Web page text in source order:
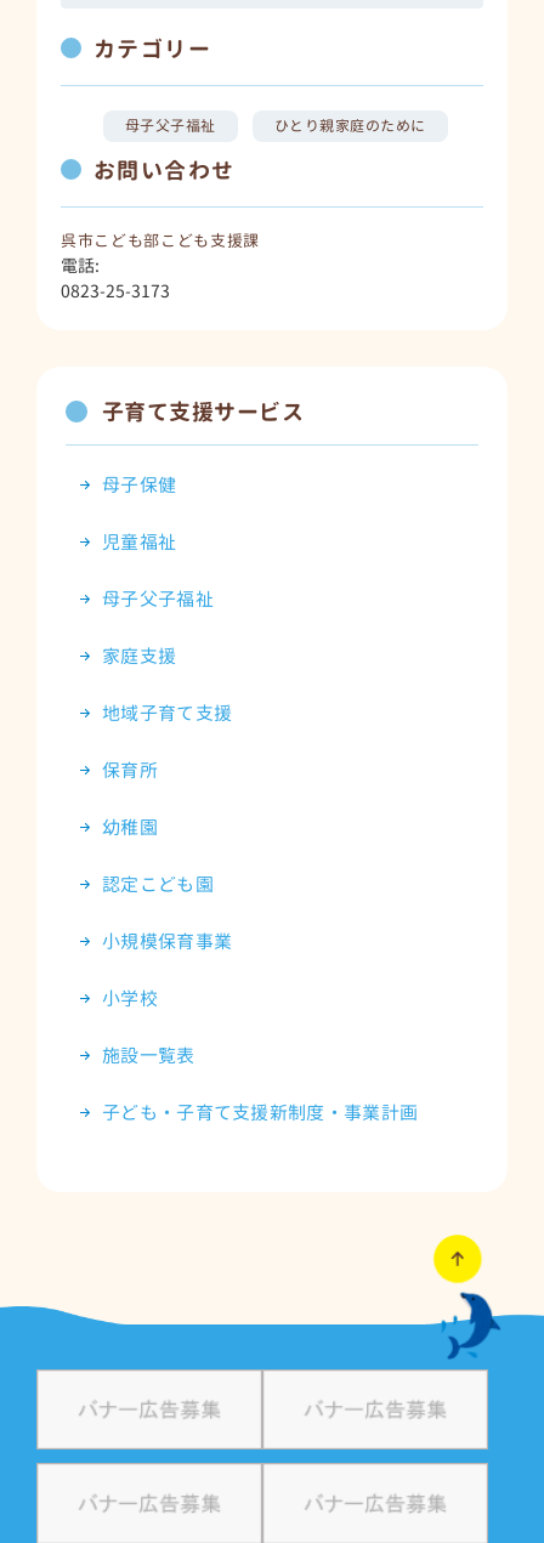
カテゴリー
母子父子福祉 ひとり親家庭のために
お問い合わせ
呉市こども部こども支援課
電話:
0823-25-3173
子育て支援サービス
母子保健
児童福祉
母子父子福祉
家庭支援
地域子育て支援
保育所
幼稚園
認定こども園
小規模保育事業
小学校
施設一覧表
子ども・子育て支援新制度・事業計画